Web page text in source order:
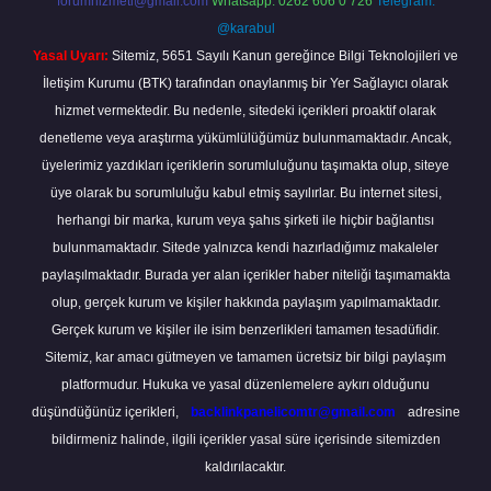
@karabul
Yasal Uyarı: Sitemiz, 5651 Sayılı Kanun gereğince Bilgi Teknolojileri ve
İletişim Kurumu (BTK) tarafından onaylanmış bir Yer Sağlayıcı olarak
hizmet vermektedir. Bu nedenle, sitedeki içerikleri proaktif olarak
denetleme veya araştırma yükümlülüğümüz bulunmamaktadır. Ancak,
üyelerimiz yazdıkları içeriklerin sorumluluğunu taşımakta olup, siteye
üye olarak bu sorumluluğu kabul etmiş sayılırlar. Bu internet sitesi,
herhangi bir marka, kurum veya şahıs şirketi ile hiçbir bağlantısı
bulunmamaktadır. Sitede yalnızca kendi hazırladığımız makaleler
paylaşılmaktadır. Burada yer alan içerikler haber niteliği taşımamakta
olup, gerçek kurum ve kişiler hakkında paylaşım yapılmamaktadır.
Gerçek kurum ve kişiler ile isim benzerlikleri tamamen tesadüfidir.
Sitemiz, kar amacı gütmeyen ve tamamen ücretsiz bir bilgi paylaşım
platformudur. Hukuka ve yasal düzenlemelere aykırı olduğunu
düşündüğünüz içerikleri,
backlinkpanelicomtr@gmail.com
adresine
bildirmeniz halinde, ilgili içerikler yasal süre içerisinde sitemizden
kaldırılacaktır.